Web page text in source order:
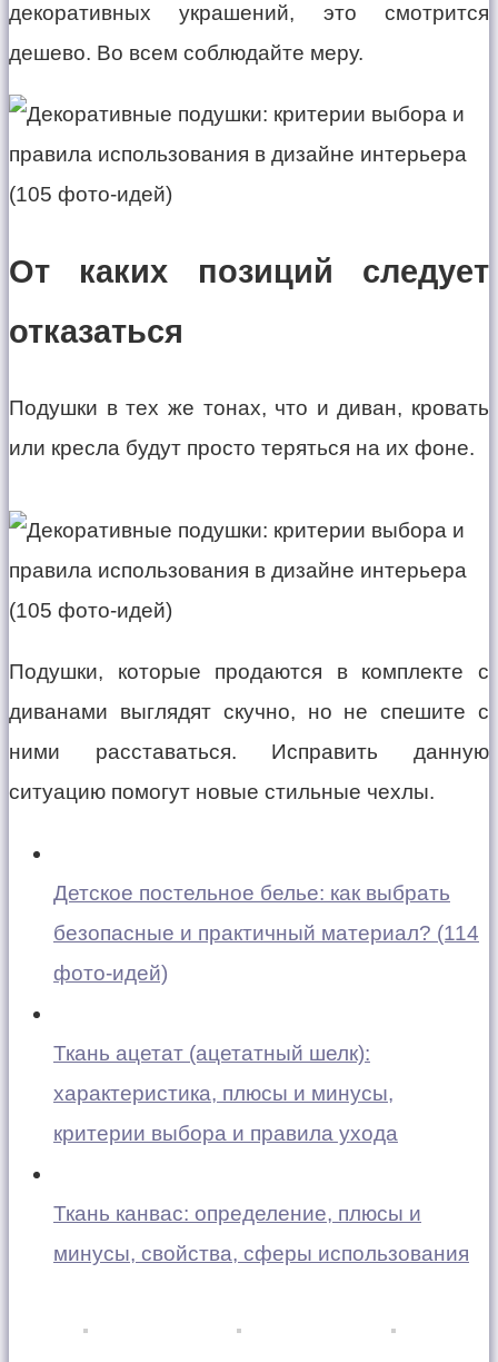
декоративных украшений, это смотрится
дешево. Во всем соблюдайте меру.
От каких позиций следует
отказаться
Подушки в тех же тонах, что и диван, кровать
или кресла будут просто теряться на их фоне.
Подушки, которые продаются в комплекте с
диванами выглядят скучно, но не спешите с
ними расставаться. Исправить данную
ситуацию помогут новые стильные чехлы.
Детское постельное белье: как выбрать
безопасные и практичный материал? (114
фото-идей)
Ткань ацетат (ацетатный шелк):
характеристика, плюсы и минусы,
критерии выбора и правила ухода
Ткань канвас: определение, плюсы и
минусы, свойства, сферы использования